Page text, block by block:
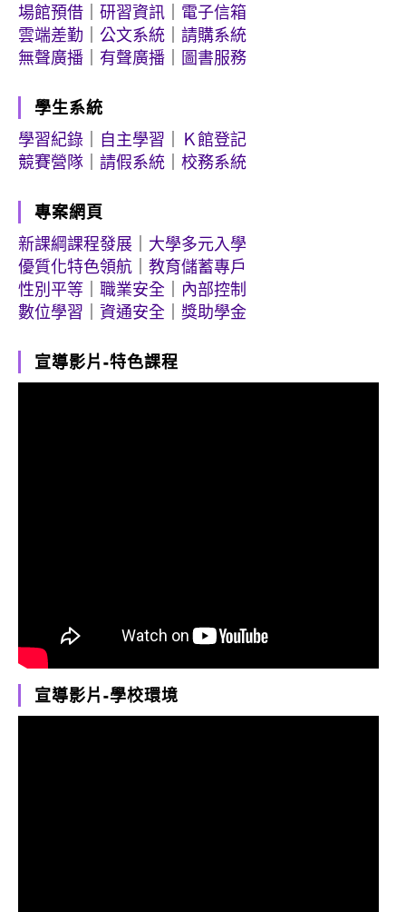
場館預借
研習資訊
電子信箱
雲端差勤
公文系統
請購系統
無聲廣播
有聲廣播 圖書服務
學生系統
學習紀錄
自主學習
Ｋ館登記
競賽營隊
請假系統 校務系統
專案網頁
新課綱課程發展
大學多元入學
優質化特色領航
教育儲蓄專戶
性別平等
職業安全
內部控制
數位學習
資通安全 獎助學金
宣導影片-特色課程
宣導影片-學校環境